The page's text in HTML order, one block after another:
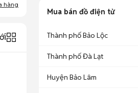
hàng
Mua bán đồ điện tử
Thành phố Bảo Lộc
Thành phố Đà Lạt
Huyện Bảo Lâm